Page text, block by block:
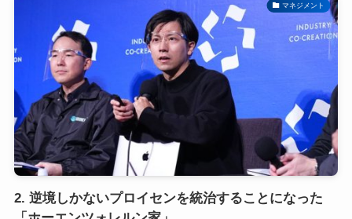
マネジメント
2. 逆境しかないプロイセンを統治することになった